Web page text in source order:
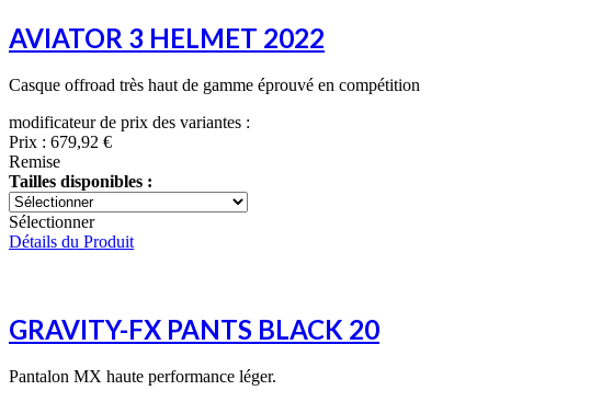
AVIATOR 3 HELMET 2022
Casque offroad très haut de gamme éprouvé en compétition
modificateur de prix des variantes :
Prix : 679,92 €
Remise
Tailles disponibles :
Sélectionner
Détails du Produit
GRAVITY-FX PANTS BLACK 20
Pantalon MX haute performance léger.